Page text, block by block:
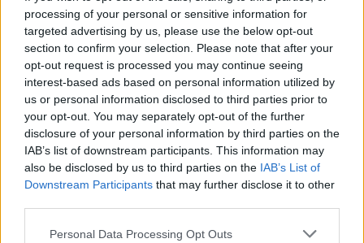
processing of your personal or sensitive information for
targeted advertising by us, please use the below opt-out
section to confirm your selection. Please note that after your
opt-out request is processed you may continue seeing
interest-based ads based on personal information utilized by
us or personal information disclosed to third parties prior to
your opt-out. You may separately opt-out of the further
disclosure of your personal information by third parties on the
IAB’s list of downstream participants. This information may
also be disclosed by us to third parties on the IAB’s List of
Downstream Participants that may further disclose it to other
Personal Data Processing Opt Outs
Vilanova i la Geltrú (Barcelona)
Ver más
10.969